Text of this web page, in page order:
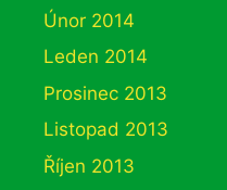
Únor 2014
Leden 2014
Prosinec 2013
Listopad 2013
Říjen 2013